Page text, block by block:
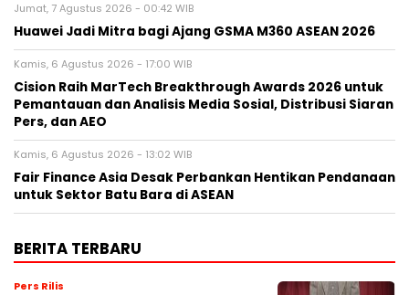
Jumat, 7 Agustus 2026 - 00:42 WIB
Huawei Jadi Mitra bagi Ajang GSMA M360 ASEAN 2026
Kamis, 6 Agustus 2026 - 17:00 WIB
Cision Raih MarTech Breakthrough Awards 2026 untuk
Pemantauan dan Analisis Media Sosial, Distribusi Siaran
Pers, dan AEO
Kamis, 6 Agustus 2026 - 13:02 WIB
Fair Finance Asia Desak Perbankan Hentikan Pendanaan
untuk Sektor Batu Bara di ASEAN
BERITA TERBARU
Pers Rilis